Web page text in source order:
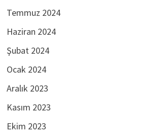
Temmuz 2024
Haziran 2024
Şubat 2024
Ocak 2024
Aralık 2023
Kasım 2023
Ekim 2023